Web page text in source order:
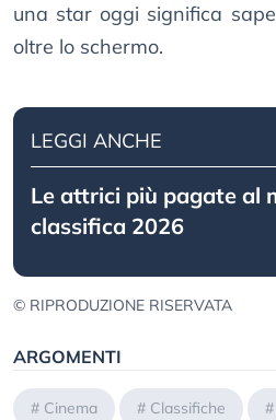
una star oggi significa
oltre lo schermo.
LEGGI ANCHE
Le attrici più pagate al
classifica 2026
© RIPRODUZIONE RISERVATA
ARGOMENTI
# Cinema # Classifiche #